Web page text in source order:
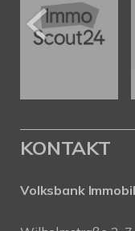
KONTAKT
Volksbank